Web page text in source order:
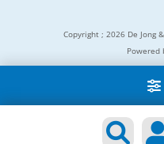
Copyright ; 2026 De Jong
Powered